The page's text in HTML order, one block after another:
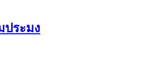
ประมง